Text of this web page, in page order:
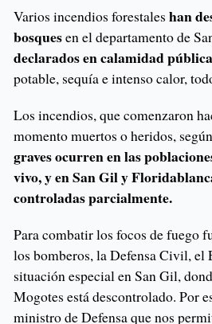
Varios incendios forestaleshan
bosquesen el departamento de
declarados en calamidad
potable, sequía e intenso calor,
Los incendios, que comenzaron
momento muertos o heridos,
graves ocurren en las
vivo, y en San Gil y
controladas parcialmente.
Para combatir los focos de fuego
los bomberos, la Defensa Civil,
situación especial en San Gil,
Mogotes está descontrolado. Por
ministro de Defensa que nos